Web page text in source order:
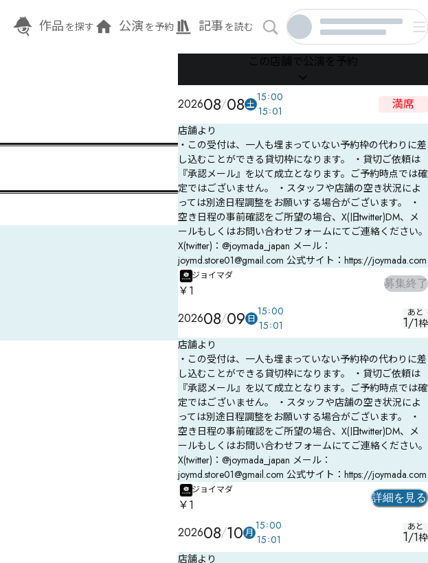
作品 を探す 公演 を予約 記事 を読む
この店舗で公演を予約
202608 08 土
15 00
15 01 満席
店舗より
・この受付は、一人も埋まっていない予約枠の代わりに差
し込むことができる貸切枠になります。 ・貸切ご依頼は
『承認メール』を以て成立となります。ご予約時点では確
定ではございません。 ・スタッフや店舗の空き状況によ
っては別途日程調整をお願いする場合がございます。 ・
空き日程の事前確認をご所望の場合、X(旧twitter)DM、メ
ールもしくはお問い合わせフォームにてご連絡ください。
X(twitter)：@joymada_japan メール：
joymd.store01@gmail.com 公式サイト：https://joymada.com
ジョイマダ
￥1 募集終了
202608 09 日
15 00
15 01
あと
1/1枠
店舗より
・この受付は、一人も埋まっていない予約枠の代わりに差
し込むことができる貸切枠になります。 ・貸切ご依頼は
『承認メール』を以て成立となります。ご予約時点では確
定ではございません。 ・スタッフや店舗の空き状況によ
っては別途日程調整をお願いする場合がございます。 ・
空き日程の事前確認をご所望の場合、X(旧twitter)DM、メ
ールもしくはお問い合わせフォームにてご連絡ください。
X(twitter)：@joymada_japan メール：
joymd.store01@gmail.com 公式サイト：https://joymada.com
ジョイマダ
￥1 詳細を見る
202608 10 月
15 00
15 01
あと
1/1枠
店舗より